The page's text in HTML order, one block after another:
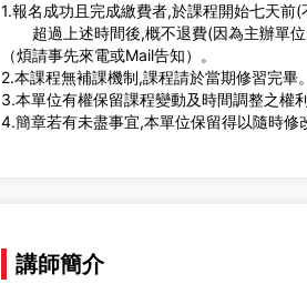
1.報名成功且完成繳費者,於課程開始七天前
超過上述時間後,概不退費(因為主辦單位
（煩請事先來電或Mail告知）。
2.本課程無補課機制,課程請於當期修習完畢。
3.本單位有權保留課程變動及時間調整之權
4.簡章若有未盡事宜,本單位保留得以隨時修
講師簡介